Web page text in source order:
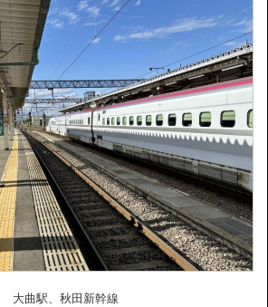
大曲駅、秋田新幹線